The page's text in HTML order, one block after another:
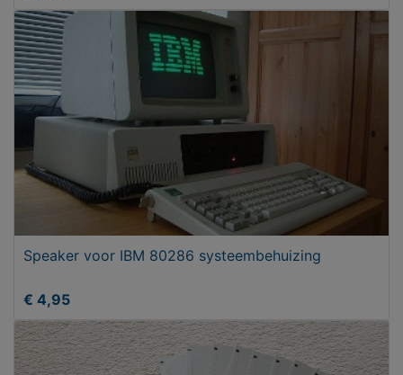
Speaker voor IBM 80286 systeembehuizing
€ 4,95